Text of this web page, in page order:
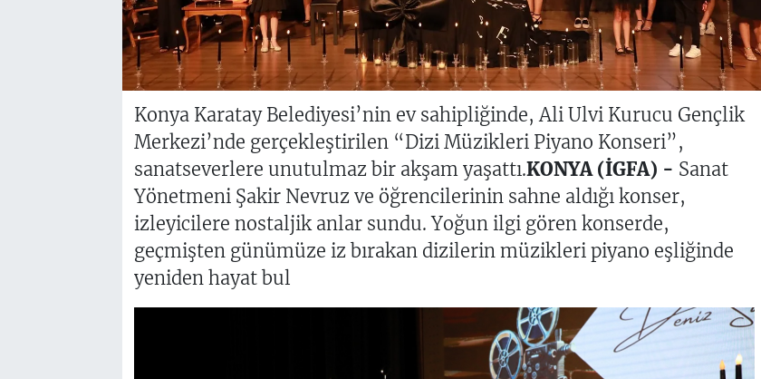
Konya Karatay Belediyesi’nin ev sahipliğinde, Ali Ulvi Kurucu Gençlik
Merkezi’nde gerçekleştirilen “Dizi Müzikleri Piyano Konseri”,
sanatseverlere unutulmaz bir akşam yaşattı.KONYA (İGFA) - Sanat
Yönetmeni Şakir Nevruz ve öğrencilerinin sahne aldığı konser,
izleyicilere nostaljik anlar sundu. Yoğun ilgi gören konserde,
geçmişten günümüze iz bırakan dizilerin müzikleri piyano eşliğinde
yeniden hayat bul